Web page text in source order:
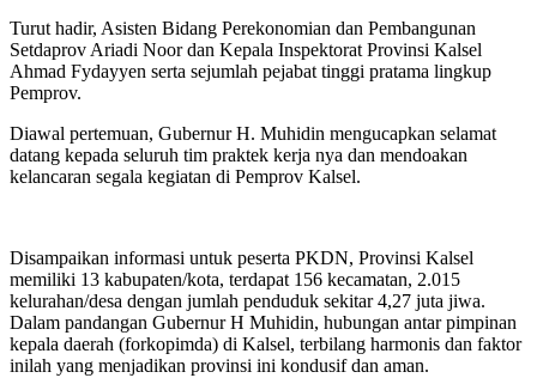
Turut hadir, Asisten Bidang Perekonomian dan Pembangunan
Setdaprov Ariadi Noor dan Kepala Inspektorat Provinsi Kalsel
Ahmad Fydayyen serta sejumlah pejabat tinggi pratama lingkup
Pemprov.
Diawal pertemuan, Gubernur H. Muhidin mengucapkan selamat
datang kepada seluruh tim praktek kerja nya dan mendoakan
kelancaran segala kegiatan di Pemprov Kalsel.
Disampaikan informasi untuk peserta PKDN, Provinsi Kalsel
memiliki 13 kabupaten/kota, terdapat 156 kecamatan, 2.015
kelurahan/desa dengan jumlah penduduk sekitar 4,27 juta jiwa.
Dalam pandangan Gubernur H Muhidin, hubungan antar pimpinan
kepala daerah (forkopimda) di Kalsel, terbilang harmonis dan faktor
inilah yang menjadikan provinsi ini kondusif dan aman.